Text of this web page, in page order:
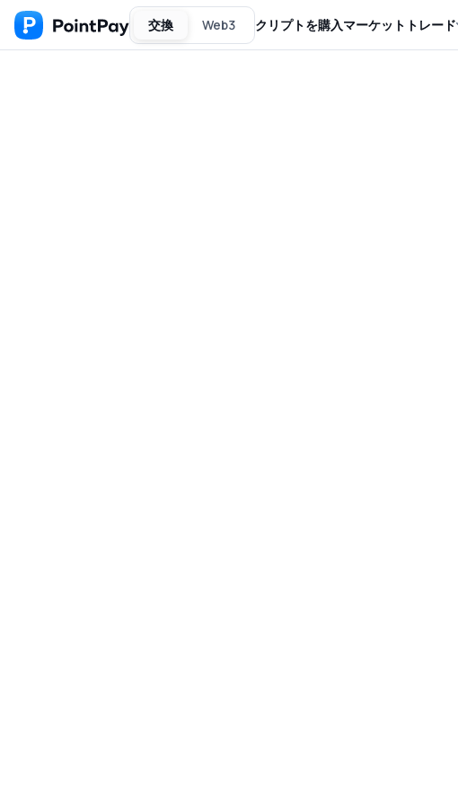
交換 Web3 クリプトを購入マーケット トレード